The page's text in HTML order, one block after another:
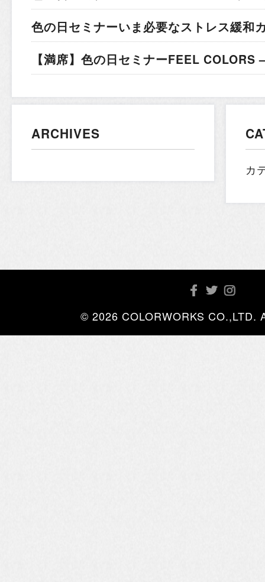
色の日セミナーいま必要なストレス緩和
【満席】色の日セミナーFEEL COLORS
ARCHIVES
カ
© 2026 COLORWORKS CO.,LTD.